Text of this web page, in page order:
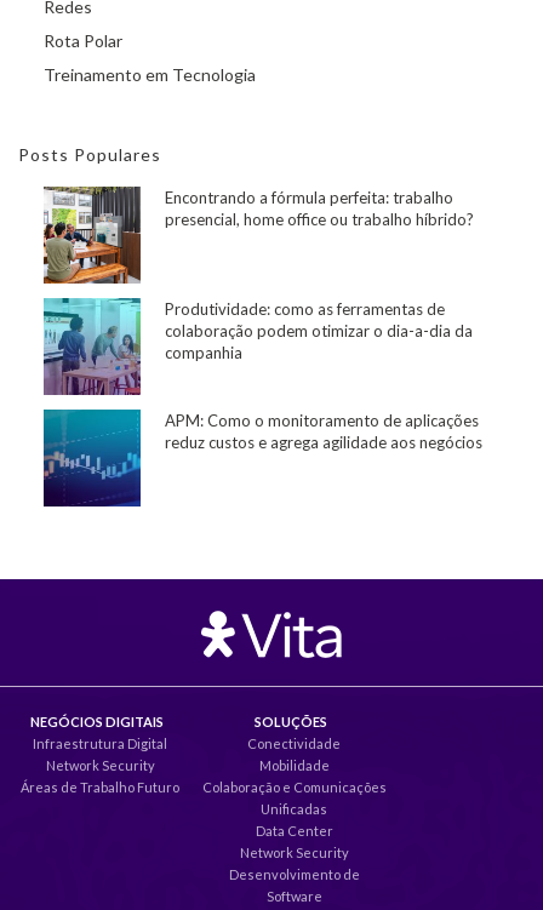
Redes
Rota Polar
Treinamento em Tecnologia
Posts Populares
Encontrando a fórmula perfeita: trabalho
presencial, home office ou trabalho híbrido?
Produtividade: como as ferramentas de
colaboração podem otimizar o dia-a-dia da
companhia
APM: Como o monitoramento de aplicações
reduz custos e agrega agilidade aos negócios
NEGÓCIOS DIGITAIS
Infraestrutura Digital
Network Security
Áreas de Trabalho Futuro
SOLUÇÕES
Conectividade
Mobilidade
Colaboração e Comunicações
Unificadas
Data Center
Network Security
Desenvolvimento de
Software